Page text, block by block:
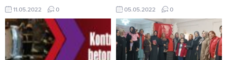
oldu. Kulüp antrenörü Fatih Yasin
Dişli kendilerine her türlü maddi
ve manevi desteği veren
PETROYAĞ firmasına teşekkür
etti, Mersin’de kenti en iyi şekilde
temsil edeceklerini söyledi.
11.05.2022 0
market alışverişini yapamadı.
Bayram gününde zor durumda
kalan Mehmet Mert, Büyükşehir
Belediyesi 153 Çağrı Merkezine
ulaşarak yardım istedi. 153 Çağrı
merkezine düşen talebe Kocaeli
05.05.2022 0